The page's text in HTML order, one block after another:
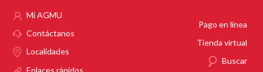
Mi AGMU
Contáctanos
Localidades
Pago en línea
Tienda virtual
Buscar